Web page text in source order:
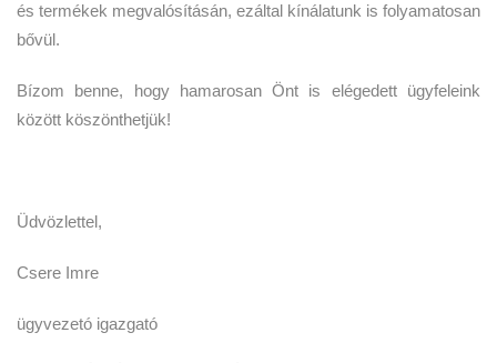
és termékek megvalósításán, ezáltal kínálatunk is folyamatosan
bővül.
Bízom benne, hogy hamarosan Önt is elégedett ügyfeleink
között köszönthetjük!
Üdvözlettel,
Csere Imre
ügyvezetó igazgató